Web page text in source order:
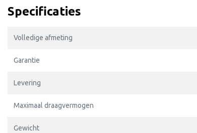
Specificaties
Volledige afmeting
Garantie
Levering
Maximaal draagvermogen
Gewicht